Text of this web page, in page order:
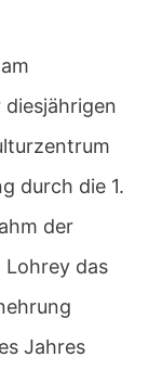
diesjährigen
durch die 1.
der
Lohrey das
Jahres